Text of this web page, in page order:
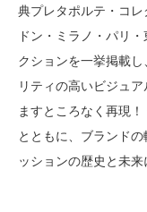
典プレタポルテ・コ
ドン・ミラノ・パリ
クションを一挙掲載
リティの高いビジュ
ますところなく再現
とともに、ブランド
ッションの歴史と未